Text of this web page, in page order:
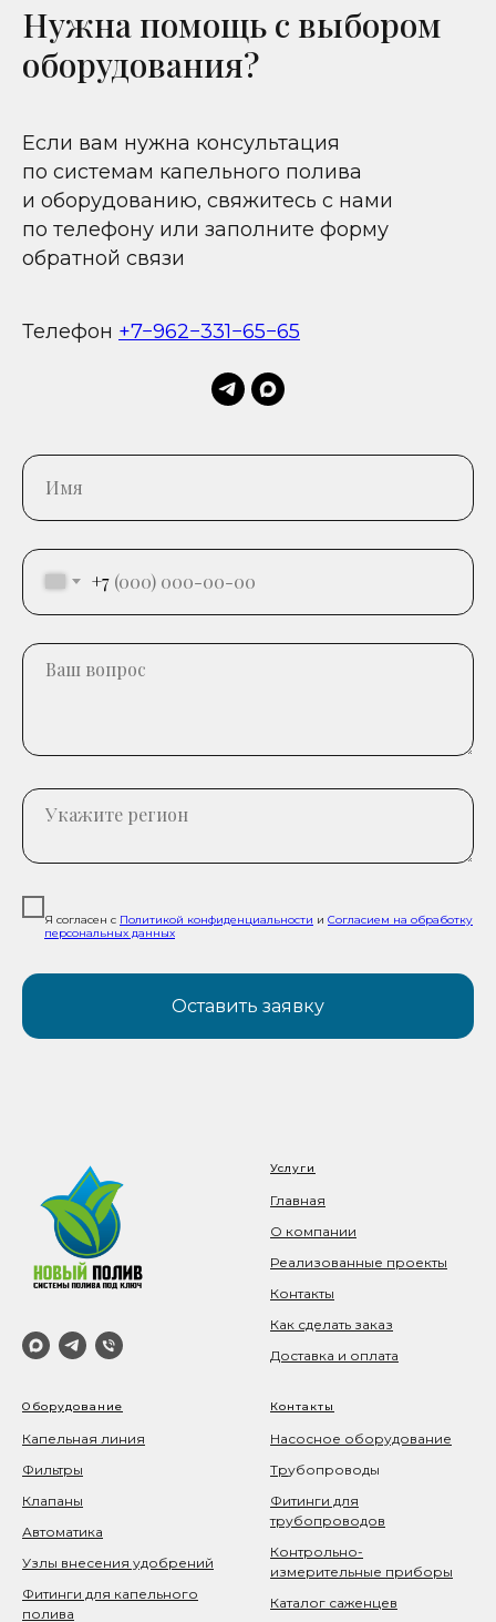
Нужна помощь с выбором
оборудования?
Если вам нужна консультация
по системам капельного полива
и оборудованию, свяжитесь с нами
по телефону или заполните форму
обратной связи
Телефон +7−962−331−65−65
+7
Я согласен с Политикой конфиденциальности и Согласием на обработку
персональных данных
Оставить заявку
Услуги
Главная
О компании
Реализованные проекты
Контакты
Как сделать заказ
Доставка и оплата
Оборудование
Капельная линия
Фильтры
Клапаны
Автоматика
Узлы внесения удобрений
Фитинги для капельного
полива
Контакты
Насосное оборудование
Трубопроводы
Фитинги для
трубопроводов
Контрольно-
измерительные приборы
Каталог саженцев